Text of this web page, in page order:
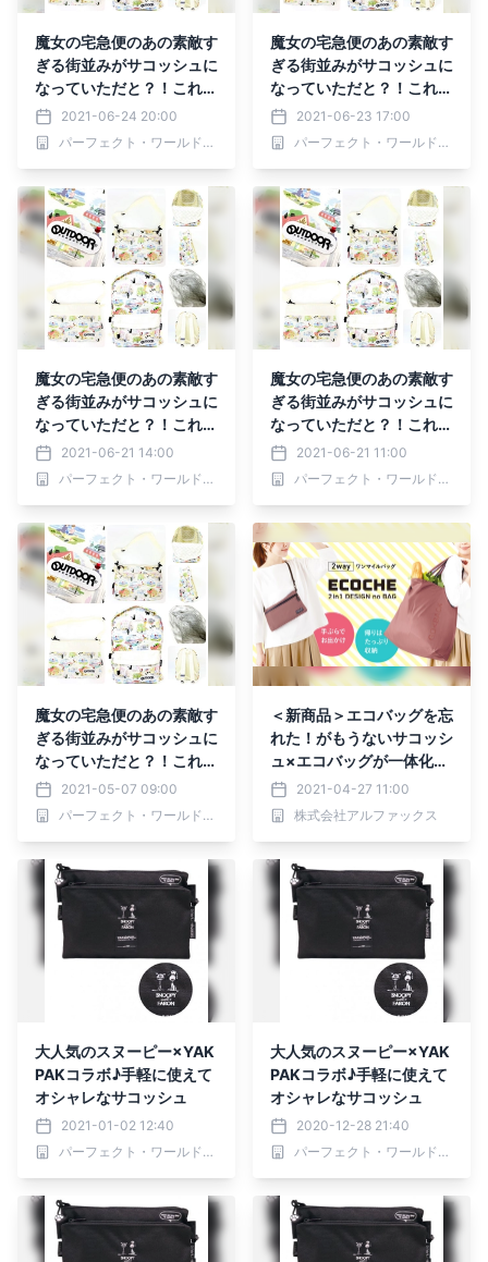
魔女の宅急便のあの素敵す
ぎる街並みがサコッシュに
なっていただと？！これは
もう鼻歌まじりでお散歩し
ちゃうでしょ☆
2021-06-24 20:00
パーフェクト・ワールド株式会社
魔女の宅急便のあの素敵す
ぎる街並みがサコッシュに
なっていただと？！これは
もう鼻歌まじりでお散歩し
ちゃうでしょ☆
2021-06-23 17:00
パーフェクト・ワールド株式会社
魔女の宅急便のあの素敵す
ぎる街並みがサコッシュに
なっていただと？！これは
もう鼻歌まじりでお散歩し
ちゃうでしょ☆
2021-06-21 14:00
パーフェクト・ワールド株式会社
魔女の宅急便のあの素敵す
ぎる街並みがサコッシュに
なっていただと？！これは
もう鼻歌まじりでお散歩し
ちゃうでしょ☆
2021-06-21 11:00
パーフェクト・ワールド株式会社
魔女の宅急便のあの素敵す
ぎる街並みがサコッシュに
なっていただと？！これは
もう鼻歌まじりでお散歩し
ちゃうでしょ☆
2021-05-07 09:00
パーフェクト・ワールド株式会社
＜新商品＞エコバッグを忘
れた！がもうないサコッシ
ュ×エコバッグが一体化し
た新発想のエコバッグ
2021-04-27 11:00
株式会社アルファックス
大人気のスヌーピー×YAK
PAKコラボ♪手軽に使えて
オシャレなサコッシュ
2021-01-02 12:40
パーフェクト・ワールド株式会社
大人気のスヌーピー×YAK
PAKコラボ♪手軽に使えて
オシャレなサコッシュ
2020-12-28 21:40
パーフェクト・ワールド株式会社